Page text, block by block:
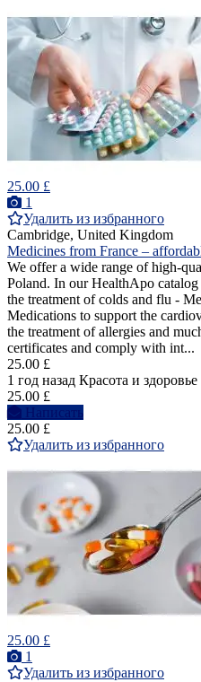
25.00 £
1
Удалить из избранного
Cambridge, United Kingdom
Medicines from France –
We offer a wide range of high-
Poland. In our HealthApo
the treatment of colds and flu -
Medications to support the
the treatment of allergies and
certificates and comply with int...
25.00 £
1 год назад Красота и здоровье
25.00 £
Написать
25.00 £
Удалить из избранного
25.00 £
1
Удалить из избранного